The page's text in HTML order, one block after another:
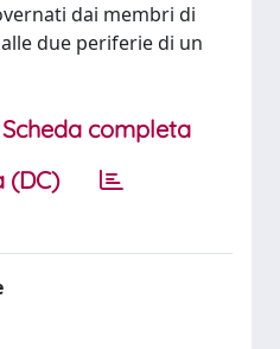
dai membri di
due periferie di un
Scheda completa
(DC)